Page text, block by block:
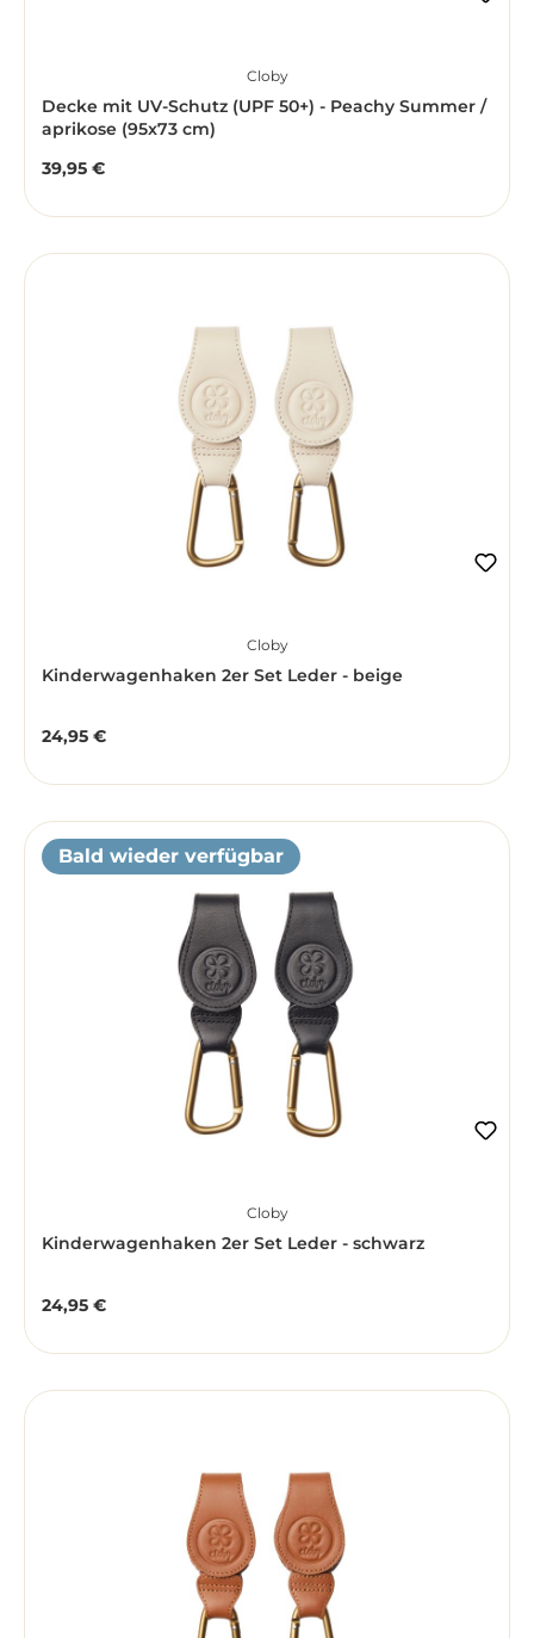
Cloby
Decke mit UV-Schutz (UPF 50+) - Peachy Summer /
aprikose (95x73 cm)
Regulärer Preis:
39,95 €
Cloby
Kinderwagenhaken 2er Set Leder - beige
Regulärer Preis:
24,95 €
Bald wieder verfügbar
Cloby
Kinderwagenhaken 2er Set Leder - schwarz
Regulärer Preis:
24,95 €